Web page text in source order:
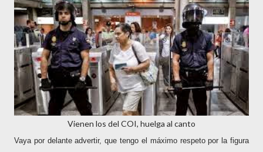
Vienen los del COI, huelga al canto
Vaya por delante advertir, que tengo el máximo respeto por la figura